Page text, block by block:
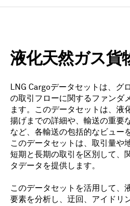
液化天然ガス貨
LNG Cargoデータセットは、グ
の取引フローに関するファンダ
ます。このデータセットは、液
揚げまでの詳細や、輸送の重要
など、各輸送の包括的なビュー
このデータセットは、取引量や
短期と長期の取引を区別して、
タデータを提供します。
このデータセットを活用して、
要素を分析し、迂回、アイドリ